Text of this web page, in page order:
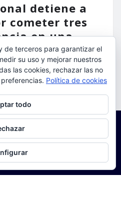
detiene a
cometer tres
en una
7, 2026
de terceros para garantizar el
su uso y mejorar nuestros
las cookies, rechazar las no
Política de cookies
todo
incluido cómo gestionar las cookies,